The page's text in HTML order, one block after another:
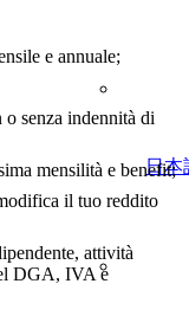
日本
e annuale;
senza indennità di
mensilità e benefit;
il tuo reddito
attività
DGA, IVA e